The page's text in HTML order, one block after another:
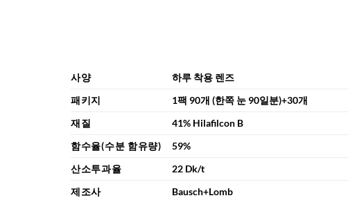
사양
하루 착용 렌즈
패키지
1팩 90개 (한쪽 눈 90일분)+30개
재질
41% Hilafilcon B
함수율(수분 함유량)
59%
산소투과율
22 Dk/t
제조사
Bausch+Lomb